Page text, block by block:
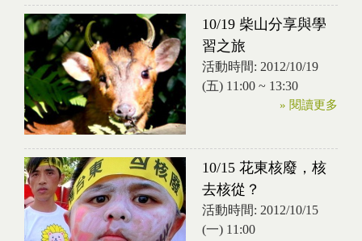
10/19 柴山分享與學
習之旅
活動時間: 2012/10/19
(五) 11:00 ~ 13:30
» 閱讀更多
10/15 花東核廢，核
去核從？
活動時間: 2012/10/15
(一) 11:00